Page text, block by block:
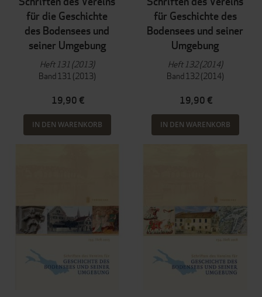
für die Geschichte
des Bodensees und
seiner Umgebung
Heft 131 (2013)
Band 131 (2013)
19,90 €
IN DEN WARENKORB
für Geschichte des
Bodensees und seiner
Umgebung
Heft 132 (2014)
Band 132 (2014)
19,90 €
IN DEN WARENKORB